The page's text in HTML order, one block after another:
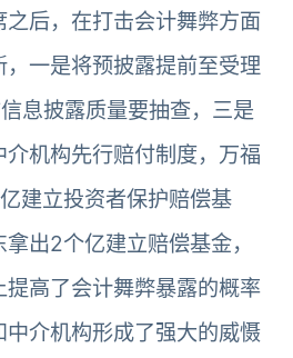
之后，在打击会计舞弊方面
一是将预披露提前至受理
息披露质量要抽查，三是
机构先行赔付制度，万福
建立投资者保护赔偿基
出2个亿建立赔偿基金，
高了会计舞弊暴露的概率
介机构形成了强大的威慑